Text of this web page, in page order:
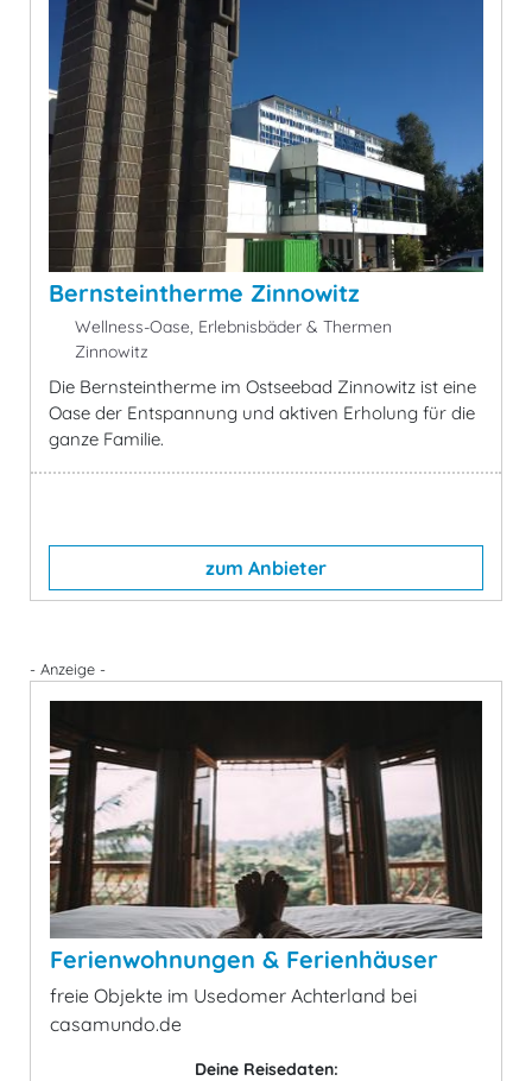
Bernsteintherme Zinnowitz
Wellness-Oase, Erlebnisbäder & Thermen
Zinnowitz
Die Bernsteintherme im Ostseebad Zinnowitz ist eine
Oase der Entspannung und aktiven Erholung für die
ganze Familie.
zum Anbieter
- Anzeige -
Ferienwohnungen & Ferienhäuser
freie Objekte im Usedomer Achterland bei
casamundo.de
Deine Reisedaten: